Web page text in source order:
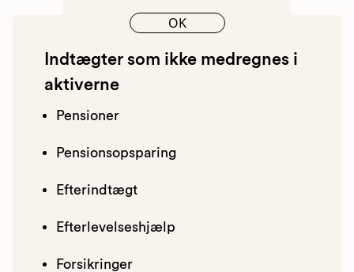
OK
Indtægter som ikke medregnes i
aktiverne
Pensioner
Pensionsopsparing
Efterindtægt
Efterlevelseshjælp
Forsikringer